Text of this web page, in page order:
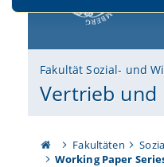
Fakultät Sozial- und
Vertrieb
Fakultäten
Working Paper